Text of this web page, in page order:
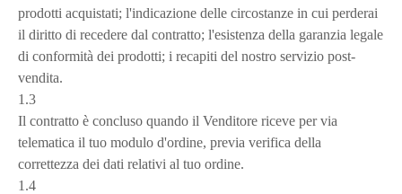
prodotti acquistati; l'indicazione delle circostanze in cui perderai
il diritto di recedere dal contratto; l'esistenza della garanzia legale
di conformità dei prodotti; i recapiti del nostro servizio post-
vendita.
1.3
Il contratto è concluso quando il Venditore riceve per via
telematica il tuo modulo d'ordine, previa verifica della
correttezza dei dati relativi al tuo ordine.
1.4